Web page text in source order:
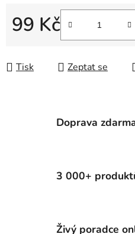
99 Kč
Měrná cena:
Tisk Zeptat se
Doprava
3 000+
Živý poradce